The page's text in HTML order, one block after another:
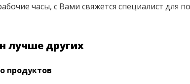
часы, с Вами свяжется специалист для
лучше других
продуктов